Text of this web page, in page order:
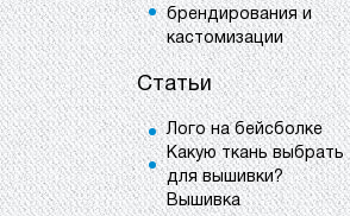
брендирования и
кастомизации
Статьи
Лого на бейсболке
Какую ткань выбрать
для вышивки?
Вышивка